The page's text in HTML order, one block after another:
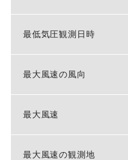
最低気圧観測日時
最大風速の風向
最大風速
最大風速の観測地